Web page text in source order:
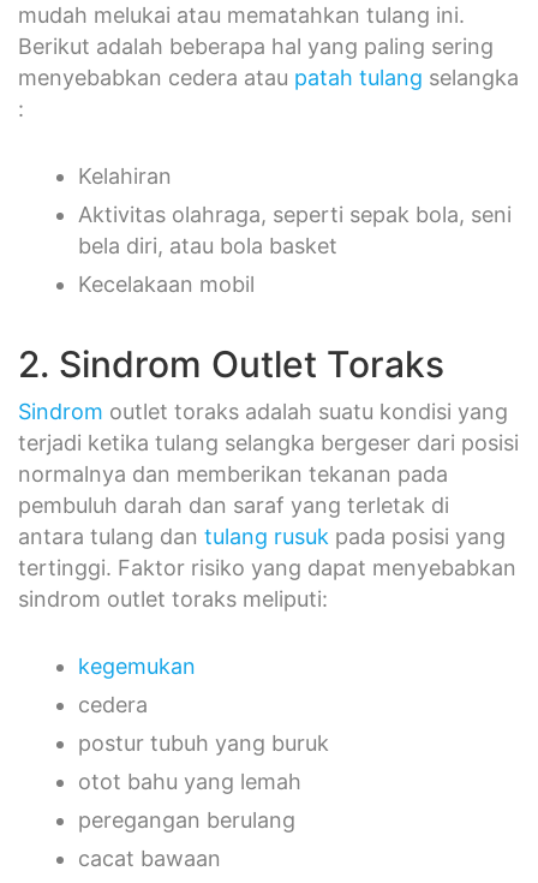
mudah melukai atau mematahkan tulang ini.
Berikut adalah beberapa hal yang paling sering
menyebabkan cedera atau patah tulang selangka
:
Kelahiran
Aktivitas olahraga, seperti sepak bola, seni
bela diri, atau bola basket
Kecelakaan mobil
2. Sindrom Outlet Toraks
Sindrom outlet toraks adalah suatu kondisi yang
terjadi ketika tulang selangka bergeser dari posisi
normalnya dan memberikan tekanan pada
pembuluh darah dan saraf yang terletak di
antara tulang dan tulang rusuk pada posisi yang
tertinggi. Faktor risiko yang dapat menyebabkan
sindrom outlet toraks meliputi:
kegemukan
cedera
postur tubuh yang buruk
otot bahu yang lemah
peregangan berulang
cacat bawaan